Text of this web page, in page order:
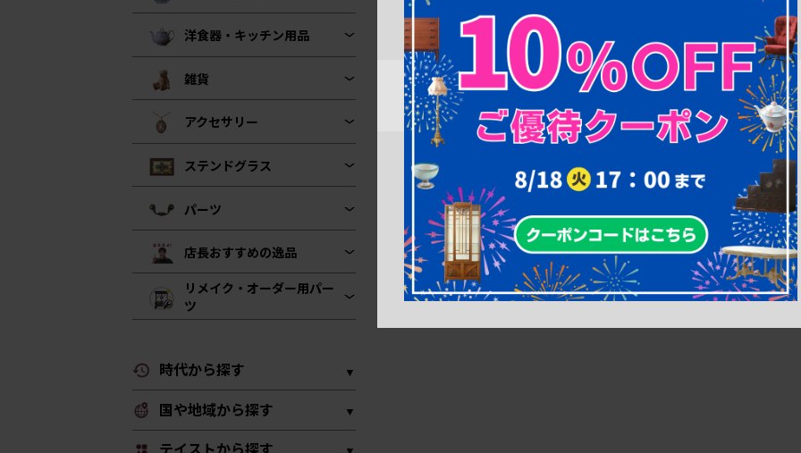
洋食器・キッチン用品
雑貨
アクセサリー
ステンドグラス
パーツ
店長おすすめの逸品
リメイク・オーダー用パー
ツ
時代から探す
国や地域から探す
テイストから探す